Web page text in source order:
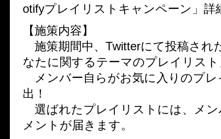
otifyプレイリストキャンペーン」詳
【施策内容】
施策期間中、Twitterにて投稿され
なたに関するテーマのプレイリス
メンバー自らがお気に入りのプレ
出！
選ばれたプレイリストには、メン
メントが届きます。